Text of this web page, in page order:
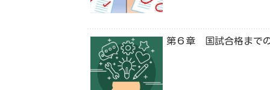
第６章 国試合格まで